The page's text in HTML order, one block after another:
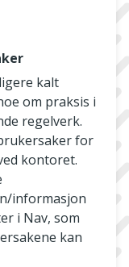
kalt
om praksis i
regelverk.
for
kontoret.
informasjon
i Nav, som
kan